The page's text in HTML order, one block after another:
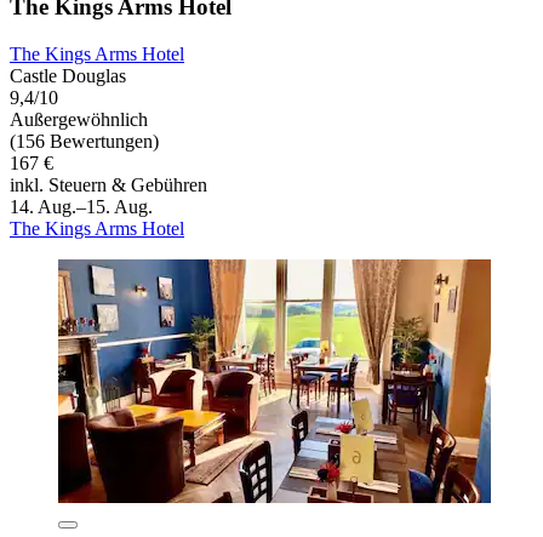
The Kings Arms Hotel
The Kings Arms Hotel
Castle Douglas
9,4/10
Außergewöhnlich
(156 Bewertungen)
167 €
inkl. Steuern & Gebühren
14. Aug.–15. Aug.
The Kings Arms Hotel